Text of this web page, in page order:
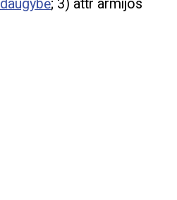
daugybė; 3) attr armijos